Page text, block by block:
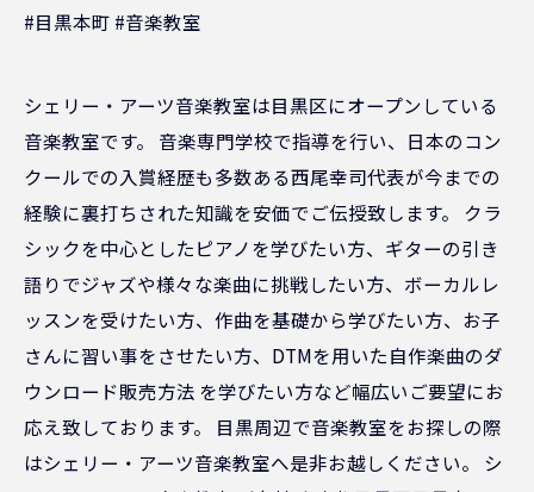
#目黒本町 #音楽教室
シェリー・アーツ音楽教室は目黒区にオープンしている
音楽教室です。 音楽専門学校で指導を行い、日本のコン
クールでの入賞経歴も多数ある西尾幸司代表が今までの
経験に裏打ちされた知識を安価でご伝授致します。 クラ
シックを中心としたピアノを学びたい方、ギターの引き
語りでジャズや様々な楽曲に挑戦したい方、ボーカルレ
ッスンを受けたい方、作曲を基礎から学びたい方、お子
さんに習い事をさせたい方、DTMを用いた自作楽曲のダ
ウンロード販売方法 を学びたい方など幅広いご要望にお
応え致しております。 目黒周辺で音楽教室をお探しの際
はシェリー・アーツ音楽教室へ是非お越しください。 シ